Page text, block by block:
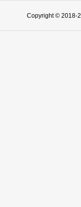
Copyright © 2018-